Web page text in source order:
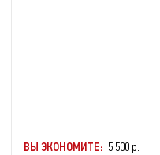
ВЫ ЭКОНОМИТЕ: 5 500 р.